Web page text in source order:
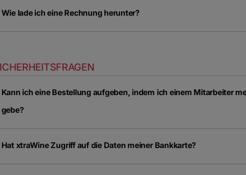
Wie lade ich eine Rechnung herunter?
Kann ich eine Bestellung aufgeben, indem ich einem Mitarbeiter
gebe?
Hat xtraWine Zugriff auf die Daten meiner Bankkarte?